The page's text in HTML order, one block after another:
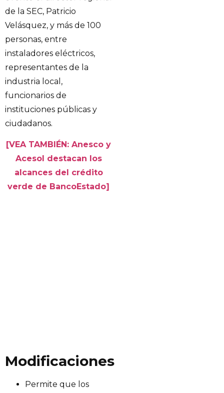
de la SEC, Patricio
Velásquez, y más de 100
personas, entre
instaladores eléctricos,
representantes de la
industria local,
funcionarios de
instituciones públicas y
ciudadanos.
[VEA TAMBIÉN: Anesco y
Acesol destacan los
alcances del crédito
verde de BancoEstado]
Modificaciones
Permite que los